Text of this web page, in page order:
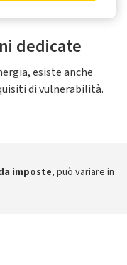
dedicate
esiste anche
di vulnerabilità.
imposte, può variare in